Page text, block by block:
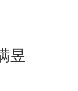
墙皮
然很难
个服务
昱